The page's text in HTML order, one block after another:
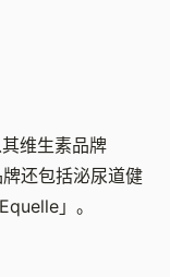
维生素品牌
还包括泌尿道健
」。